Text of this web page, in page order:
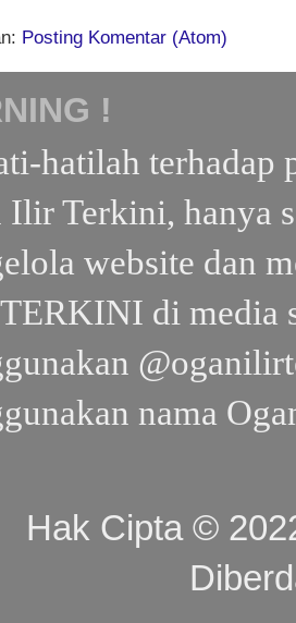
Posting Komentar (Atom)
!
hatilah terhadap
Ilir Terkini, hanya
website dan
di media
nama
Hak Cipta ©